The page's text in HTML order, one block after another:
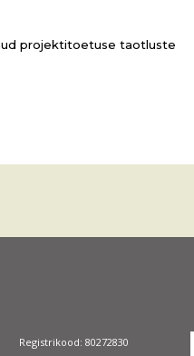
projektitoetuse taotluste
Registrikood: 80272830